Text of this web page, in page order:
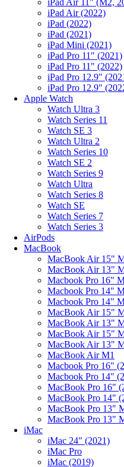
iPad Air (2022)
iPad (2022)
iPad (2021)
iPad Mini (2021)
iPad Pro 11" (2021)
iPad Pro 11" (2022)
iPad Pro 12.9"
iPad Pro 12.9"
Apple Watch
Watch Ultra 3
Watch Series 11
Watch SE 3
Watch Ultra 2
Watch Series 10
Watch SE 2
Watch Series 9
Watch Ultra
Watch Series 8
Watch SE
Watch Series 7
Watch Series 3
AirPods
MacBook
MacBook Air 15"
MacBook Air 13"
Macbook Pro 16"
Macbook Pro 14"
Macbook Pro 14"
MacBook Air 15"
MacBook Air 13"
MacBook Air 15"
MacBook Air 13"
MacBook Air M1
Macbook Pro 16"
Macbook Pro 14"
MacBook Pro 16"
MacBook Pro 14"
MacBook Pro 13"
MacBook Pro 13"
iMac
iMac 24" (2021)
iMac Pro
iMac (2019)